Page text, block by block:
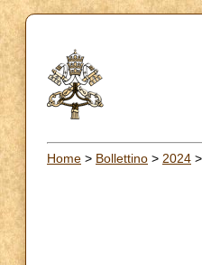
Home > Bollettino > 2024 >